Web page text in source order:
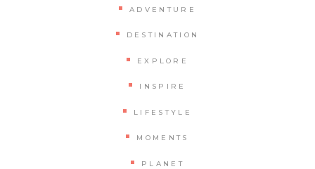
ADVENTURE
DESTINATION
EXPLORE
INSPIRE
LIFESTYLE
MOMENTS
PLANET